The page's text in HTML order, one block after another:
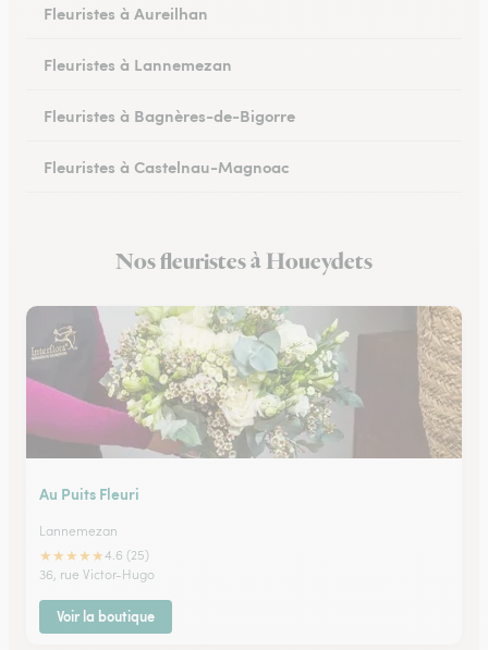
Fleuristes à Aureilhan
Fleuristes à Lannemezan
Fleuristes à Bagnères-de-Bigorre
Fleuristes à Castelnau-Magnoac
Nos fleuristes à Houeydets
Au Puits Fleuri
Lannemezan
★★★★★4.6 (25)
36, rue Victor-Hugo
Voir la boutique